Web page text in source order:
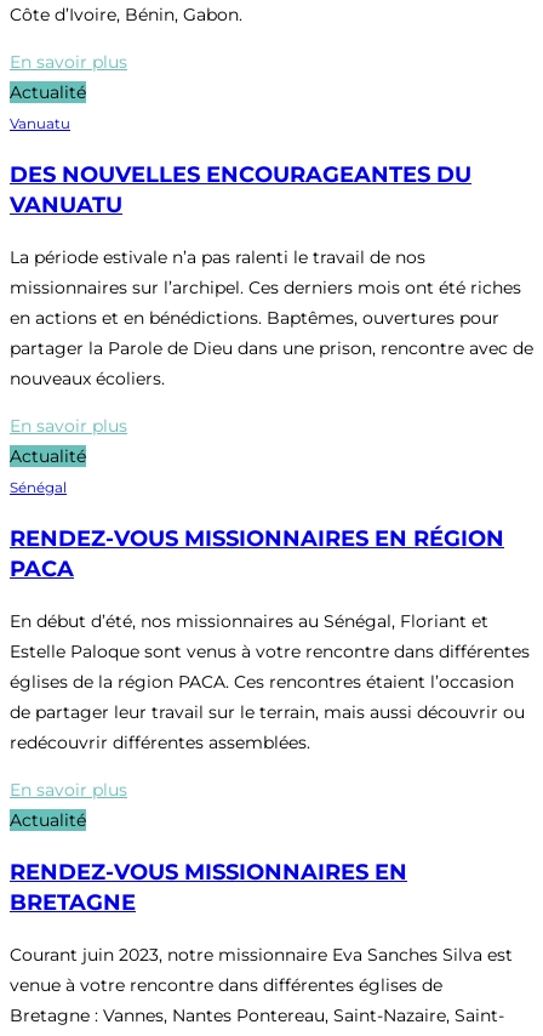
Côte d’Ivoire, Bénin, Gabon.
En savoir plus
Actualité
Vanuatu
DES NOUVELLES ENCOURAGEANTES DU
VANUATU
La période estivale n’a pas ralenti le travail de nos
missionnaires sur l’archipel. Ces derniers mois ont été riches
en actions et en bénédictions. Baptêmes, ouvertures pour
partager la Parole de Dieu dans une prison, rencontre avec de
nouveaux écoliers.
En savoir plus
Actualité
Sénégal
RENDEZ-VOUS MISSIONNAIRES EN RÉGION
PACA
En début d’été, nos missionnaires au Sénégal, Floriant et
Estelle Paloque sont venus à votre rencontre dans différentes
églises de la région PACA. Ces rencontres étaient l’occasion
de partager leur travail sur le terrain, mais aussi découvrir ou
redécouvrir différentes assemblées.
En savoir plus
Actualité
RENDEZ-VOUS MISSIONNAIRES EN
BRETAGNE
Courant juin 2023, notre missionnaire Eva Sanches Silva est
venue à votre rencontre dans différentes églises de
Bretagne : Vannes, Nantes Pontereau, Saint-Nazaire, Saint-